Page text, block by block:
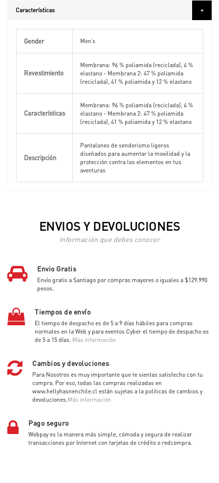
Características
Información
Gender Men’s
Revestimiento
Membrana: 96 % poliamida (reciclada), 4 %
elastano - Membrana 2: 47 % poliamida
(reciclada), 41 % poliamida y 12 % elastano
Características
Membrana: 96 % poliamida (reciclada), 4 %
elastano - Membrana 2: 47 % poliamida
(reciclada), 41 % poliamida y 12 % elastano
Descripción
Pantalones de senderismo ligeros
diseñados para aumentar la movilidad y la
protección contra los elementos en tus
aventuras
ENVIOS Y DEVOLUCIONES
Información que debes conocer
Envio Gratis
Envío gratis a Santiago por compras mayores o iguales a $129.990
pesos.
Tiempos de envío
El tiempo de despacho es de 5 a 9 días hábiles para compras
normales en la Web y para eventos Cyber el tiempo de despacho es
de 5 a 15 días. Más información
Cambios y devoluciones
Para Nosotros es muy importante que te sientas satisfecho con tu
compra. Por eso, todas las compras realizadas en
www.hellyhasnenchile.cl están sujetas a la politicas de cambios y
devoluciones.Más información
Pago seguro
Webpay es la manera más simple, cómoda y segura de realizar
transacciones por Internet con tarjetas de crédito o redcompra.